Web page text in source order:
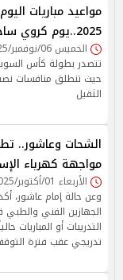
2025..يوم كروي ساخن في السوبر المصري
الخميس 06/نوفمبر/2025 - 02:03 ص
تتصدر بطولة كأس
حيث تنطلق منافسات
الثقيل
الشحات وعاشور..
مواجهة كهرباء
الأربعاء 01/أكتوبر/2025 - 09:10 م
وعن حالة إمام عاشور،
الجهازين الفني والطبي
التدريبات أو المباريات
تدريجي عقب فترة